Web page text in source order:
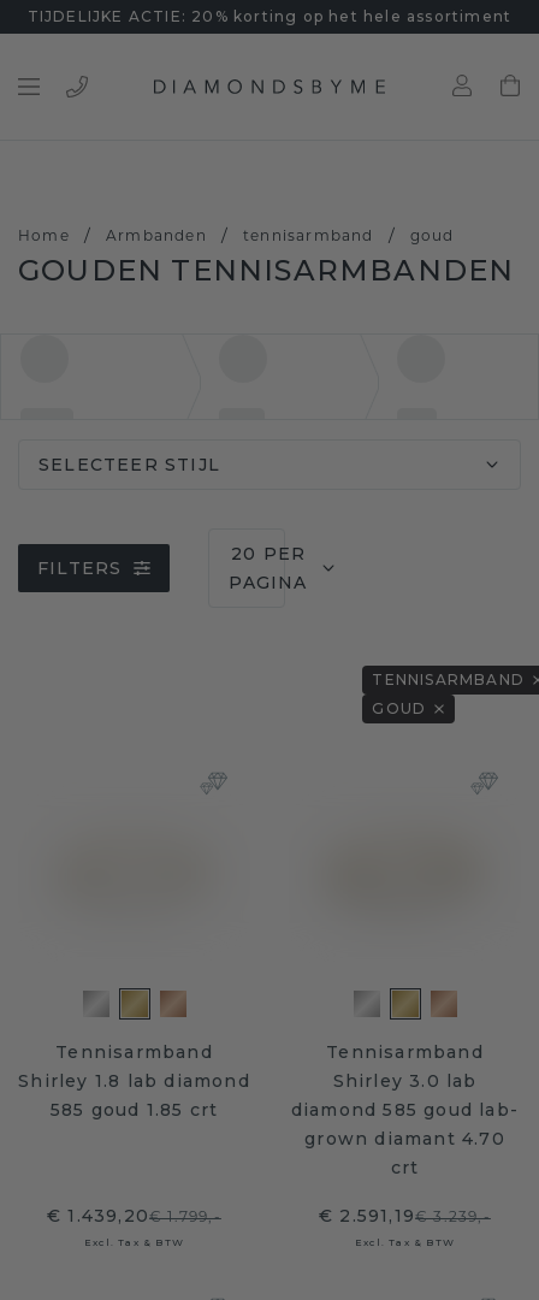
TIJDELIJKE ACTIE: 20% korting op het hele assortiment
Home / Armbanden / tennisarmband / goud
GOUDEN TENNISARMBANDEN
SELECTEER STIJL
FILTERS
20 PER
PAGINA
TENNISARMBAND
GOUD
Tennisarmband
Shirley 1.8 lab diamond
585 goud 1.85 crt
€ 1.439,20€ 1.799,-
Excl. Tax & BTW
Tennisarmband
Shirley 3.0 lab
diamond 585 goud lab-
grown diamant 4.70
crt
€ 2.591,19€ 3.239,-
Excl. Tax & BTW